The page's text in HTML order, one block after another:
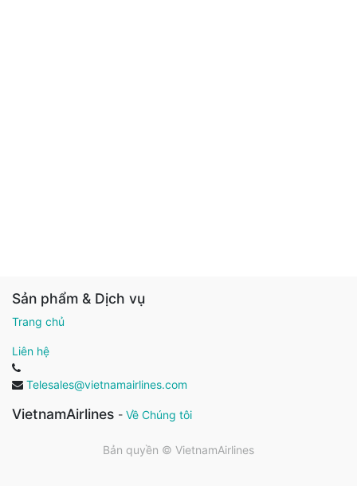
Sản phẩm & Dịch vụ
Trang chủ
Liên hệ
Telesales@vietnamairlines.com
VietnamAirlines - Về Chúng tôi
Bản quyền © VietnamAirlines